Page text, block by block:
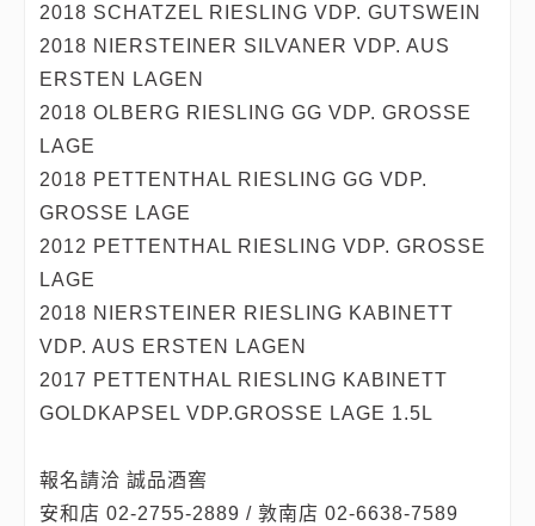
2018 SCHATZEL RIESLING VDP. GUTSWEIN
2018 NIERSTEINER SILVANER VDP. AUS
ERSTEN LAGEN
2018 OLBERG RIESLING GG VDP. GROSSE
LAGE
2018 PETTENTHAL RIESLING GG VDP.
GROSSE LAGE
2012 PETTENTHAL RIESLING VDP. GROSSE
LAGE
2018 NIERSTEINER RIESLING KABINETT
VDP. AUS ERSTEN LAGEN
2017 PETTENTHAL RIESLING KABINETT
GOLDKAPSEL VDP.GROSSE LAGE 1.5L
報名請洽 誠品酒窖
安和店 02-2755-2889 / 敦南店 02-6638-7589